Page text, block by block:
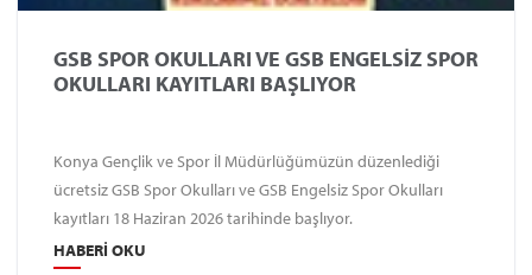
GSB SPOR OKULLARI VE GSB ENGELSİZ SPOR
OKULLARI KAYITLARI BAŞLIYOR
Konya Gençlik ve Spor İl Müdürlüğümüzün düzenlediği
ücretsiz GSB Spor Okulları ve GSB Engelsiz Spor Okulları
kayıtları 18 Haziran 2026 tarihinde başlıyor.
HABERI OKU